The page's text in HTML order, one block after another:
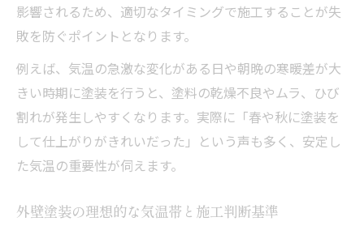
影響されるため、適切なタイミングで施工することが失
敗を防ぐポイントとなります。
例えば、気温の急激な変化がある日や朝晩の寒暖差が大
きい時期に塗装を行うと、塗料の乾燥不良やムラ、ひび
割れが発生しやすくなります。実際に「春や秋に塗装を
して仕上がりがきれいだった」という声も多く、安定し
た気温の重要性が伺えます。
外壁塗装の理想的な気温帯と施工判断基準